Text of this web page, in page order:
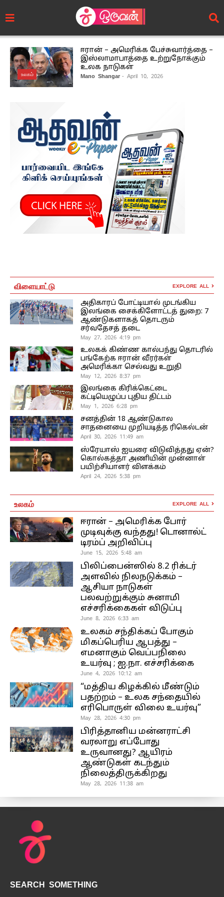
உலகம்
ஈரான் – அமெரிக்க பேச்சுவார்த்தை –
இஸ்லாமாபாத்தை உற்றுநோக்கும்
உலக நாடுகள்
Mano Shangar - April 10, 2026
விளையாட்டு EXPLORE ALL
அதிகாரப் போட்டியால் முடங்கிய
இலங்கை சைக்கிளோட்டத் துறை: 7
ஆண்டுகளாகத் தொடரும்
சர்வதேசத் தடை
May 27, 2026 4:19 pm
உலகக் கிண்ண கால்பந்து தொடரில்
பங்கேற்க ஈரான் வீரர்கள்
அமெரிக்கா செல்வது உறுதி
May 12, 2026 8:37 pm
இலங்கை கிரிக்கெட்டை
கட்டியெழுப்ப புதிய திட்டம்
May 1, 2026 6:28 pm
சனத்தின் 18 ஆண்டுகால
சாதனையை முறியடித்த ரிகெல்டன்
April 30, 2026 11:49 am
ஸ்ரேயாஸ் ஐயரை விடுவித்தது ஏன்?
கொல்கத்தா அணியின் முன்னாள்
பயிற்சியாளர் விளக்கம்
April 24, 2026 5:38 pm
உலகம் EXPLORE ALL
ஈரான் – அமெரிக்க போர்
முடிவுக்கு வந்தது! டொனால்ட்
டிரம்ப் அறிவிப்பு
June 15, 2026 5:48 am
பிலிப்பைன்ஸில் 8.2 ரிக்டர்
அளவில் நிலநடுக்கம் –
ஆசியா நாடுகள்
பலவற்றுக்கும் சுனாமி
எச்சரிக்கைகள் விடுப்பு
June 8, 2026 6:33 am
உலகம் சந்திக்கப் போகும்
மிகப்பெரிய ஆபத்து –
எமனாகும் வெப்பநிலை
உயர்வு ; ஐ.நா. எச்சரிக்கை
June 4, 2026 10:12 am
“மத்திய கிழக்கில் மீண்டும்
பதற்றம் – உலக சந்தையில்
எரிபொருள் விலை உயர்வு”
May 28, 2026 4:30 pm
பிரித்தானிய மன்னராட்சி
வரலாறு எப்போது
உருவானது? ஆயிரம்
ஆண்டுகள் கடந்தும்
நிலைத்திருக்கிறது
May 28, 2026 11:38 am
SEARCH SOMETHING